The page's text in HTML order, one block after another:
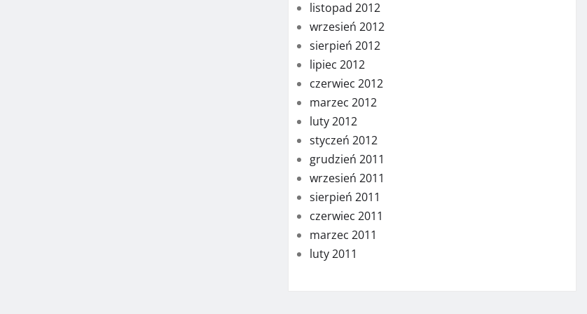
listopad 2012
wrzesień 2012
sierpień 2012
lipiec 2012
czerwiec 2012
marzec 2012
luty 2012
styczeń 2012
grudzień 2011
wrzesień 2011
sierpień 2011
czerwiec 2011
marzec 2011
luty 2011